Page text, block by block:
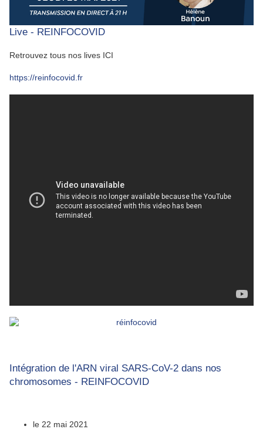
Live - REINFOCOVID
Retrouvez tous nos lives ICI
https://reinfocovid.fr
Intégration de l'ARN viral SARS-CoV-2 dans nos
chromosomes - REINFOCOVID
le 22 mai 2021